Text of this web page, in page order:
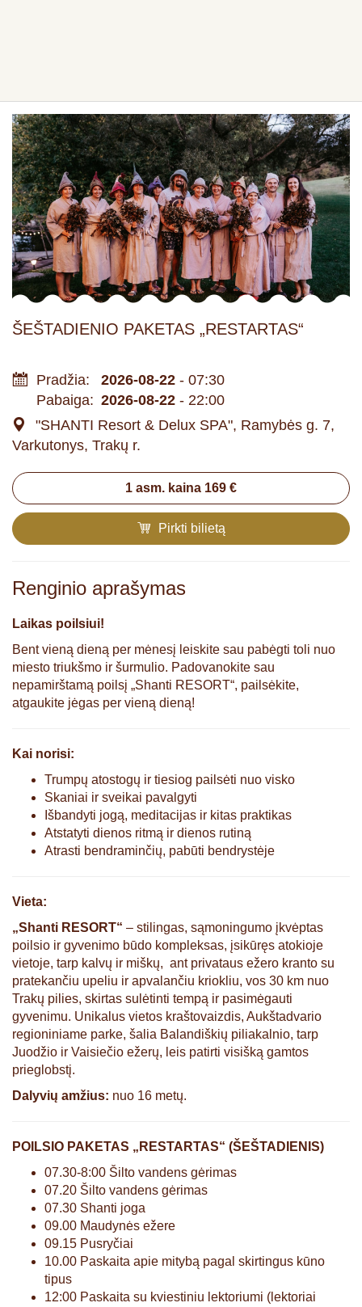
ŠEŠTADIENIO PAKETAS „RESTARTAS“
Pradžia: 2026-08-22 - 07:30
Pabaiga: 2026-08-22 - 22:00
"SHANTI Resort & Delux SPA", Ramybės g. 7,
Varkutonys, Trakų r.
1 asm. kaina 169 €
Pirkti bilietą
Renginio aprašymas
Laikas poilsiui!
Bent vieną dieną per mėnesį leiskite sau pabėgti toli nuo
miesto triukšmo ir šurmulio. Padovanokite sau
nepamirštamą poilsį „Shanti RESORT“, pailsėkite,
atgaukite jėgas per vieną dieną!
Kai norisi:
Trumpų atostogų ir tiesiog pailsėti nuo visko
Skaniai ir sveikai pavalgyti
Išbandyti jogą, meditacijas ir kitas praktikas
Atstatyti dienos ritmą ir dienos rutiną
Atrasti bendraminčių, pabūti bendrystėje
Vieta:
„Shanti RESORT“ – stilingas, sąmoningumo įkvėptas
poilsio ir gyvenimo būdo kompleksas, įsikūręs atokioje
vietoje, tarp kalvų ir miškų, ant privataus ežero kranto su
pratekančiu upeliu ir apvalančiu kriokliu, vos 30 km nuo
Trakų pilies, skirtas sulėtinti tempą ir pasimėgauti
gyvenimu. Unikalus vietos kraštovaizdis, Aukštadvario
regioniniame parke, šalia Balandiškių piliakalnio, tarp
Juodžio ir Vaisiečio ežerų, leis patirti visišką gamtos
prieglobstį.
Dalyvių amžius: nuo 16 metų.
POILSIO PAKETAS „RESTARTAS“ (ŠEŠTADIENIS)
07.30-8:00 Šilto vandens gėrimas
07.20 Šilto vandens gėrimas
07.30 Shanti joga
09.00 Maudynės ežere
09.15 Pusryčiai
10.00 Paskaita apie mitybą pagal skirtingus kūno
tipus
12:00 Paskaita su kviestiniu lektoriumi (lektoriai